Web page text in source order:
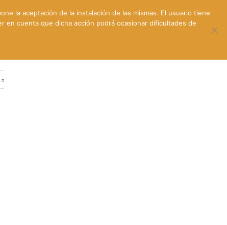
la aceptación de la instalación de las mismas. El usuario tiene
en cuenta que dicha acción podrá ocasionar dificultades de